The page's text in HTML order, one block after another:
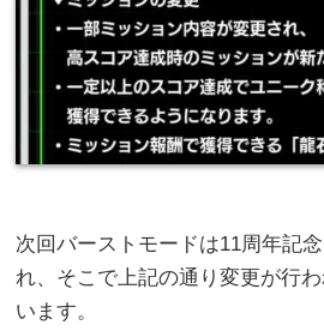
次回バーストモードは11周年記
れ、そこで上記の通り変更が行
います。